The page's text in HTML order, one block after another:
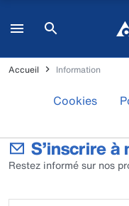
Accueil Information
Cookies
S’inscrire
Restez informé sur nos